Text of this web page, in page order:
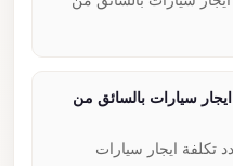
سيارات بالسائق من
ايجار سيارات